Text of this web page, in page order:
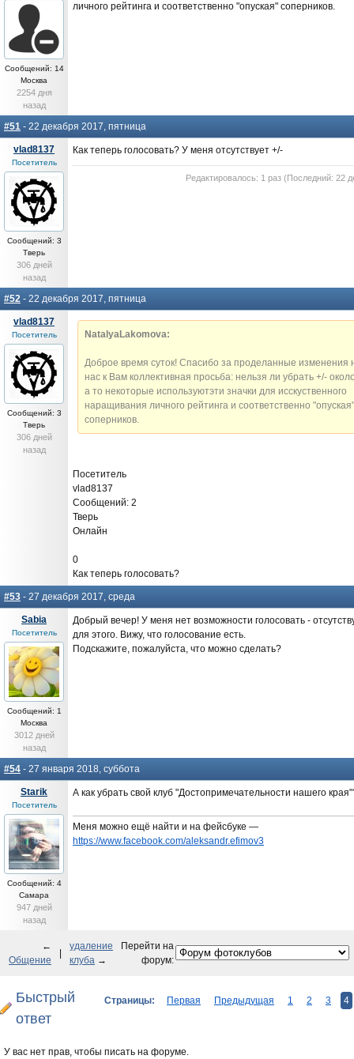
Сообщений: 14
Москва
2254 дня
назад
личного рейтинга и соответственно "опуская" соперников.
#51 - 22 декабря 2017, пятница
vlad8137
Посетитель
Сообщений: 3
Тверь
306 дней
назад
Как теперь голосовать? У меня отсутствует +/-
Редактировалось: 1 раз (Последний: 22
#52 - 22 декабря 2017, пятница
vlad8137
Посетитель
Сообщений: 3
Тверь
306 дней
назад
NatalyaLakomova:
Доброе время суток! Спасибо за проделанные изменения
нас к Вам коллективная просьба: нельзя ли убрать +/-
а то некоторые используютэти значки для исскуственного
наращивания личного рейтинга и соответственно "опуская"
соперников.
Посетитель
vlad8137
Сообщений: 2
Тверь
Онлайн
0
Как теперь голосовать?
#53 - 27 декабря 2017, среда
Sabia
Посетитель
Сообщений: 1
Москва
3012 дней
назад
Добрый вечер! У меня нет возможности голосовать -
для этого. Вижу, что голосование есть.
Подскажите, пожалуйста, что можно сделать?
#54 - 27 января 2018, суббота
Starik
Посетитель
Сообщений: 4
Самара
947 дней
назад
А как убрать свой клуб "Достопримечательности нашего
Меня можно ещё найти и на фейсбуке —
https://www.facebook.com/aleksandr.efimov3
←
Общение
удаление
клуба →
Перейти на
форум:
Страницы: Первая Предыдущая 1 2 3 4
Быстрый
ответ
У вас нет прав, чтобы писать на форуме.